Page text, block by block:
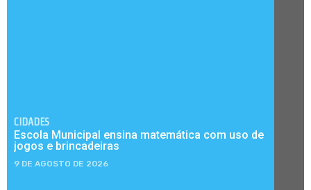
CIDADES
Escola Municipal ensina matemática com uso de
jogos e brincadeiras
9 DE AGOSTO DE 2026